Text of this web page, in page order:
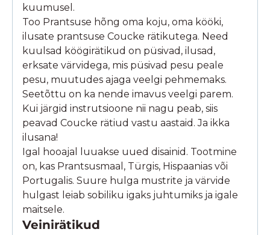
kuumusel.
Too Prantsuse hõng oma koju, oma kööki,
ilusate prantsuse Coucke rätikutega. Need
kuulsad köögirätikud on püsivad, ilusad,
erksate värvidega, mis püsivad pesu peale
pesu, muutudes ajaga veelgi pehmemaks.
Seetõttu on ka nende imavus veelgi parem.
Kui järgid instrutsioone nii nagu peab, siis
peavad Coucke rätiud vastu aastaid. Ja ikka
ilusana!
Igal hooajal luuakse uued disainid. Tootmine
on, kas Prantsusmaal, Türgis, Hispaanias või
Portugalis. Suure hulga mustrite ja värvide
hulgast leiab sobiliku igaks juhtumiks ja igale
maitsele.
Veinirätikud